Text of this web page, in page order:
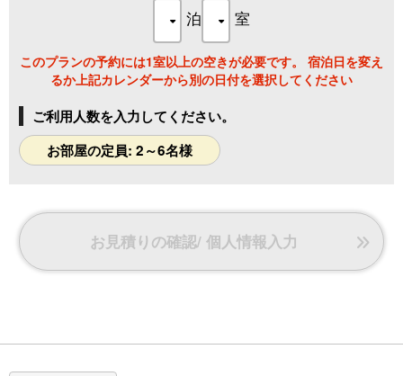
泊
室
このプランの予約には1室以上の空きが必要です。 宿泊日を変え
るか上記カレンダーから別の日付を選択してください
ご利用人数を入力してください。
お部屋の定員: 2～6名様
お見積りの確認/ 個人情報入力